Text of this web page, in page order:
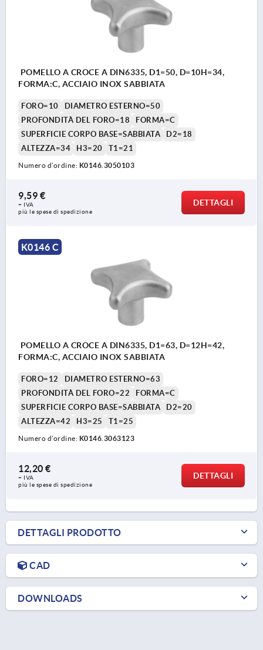
POMELLO A CROCE A DIN6335, D1=50, D=10H=34,
FORMA:C, ACCIAIO INOX SABBIATA
FORO=10
DIAMETRO ESTERNO=50
PROFONDITÀ DEL FORO=18
FORMA=C
SUPERFICIE CORPO BASE=SABBIATA
D2=18
ALTEZZA=34
H3=20 T1=21
Numero d’ordine: K0146.3050103
9,59 €
+ IVA
più le spese di spedizione
DETTAGLI
K0146 C
POMELLO A CROCE A DIN6335, D1=63, D=12H=42,
FORMA:C, ACCIAIO INOX SABBIATA
FORO=12
DIAMETRO ESTERNO=63
PROFONDITÀ DEL FORO=22
FORMA=C
SUPERFICIE CORPO BASE=SABBIATA
D2=20
ALTEZZA=42
H3=25 T1=25
Numero d’ordine: K0146.3063123
12,20 €
+ IVA
più le spese di spedizione
DETTAGLI
DETTAGLI PRODOTTO
CAD
DOWNLOADS